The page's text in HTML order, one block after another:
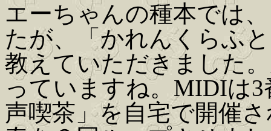
エーちゃんの種本では
たが、「かれんくらふ
教えていただきました
っていますね。MIDIは
声喫茶」を自宅で開催